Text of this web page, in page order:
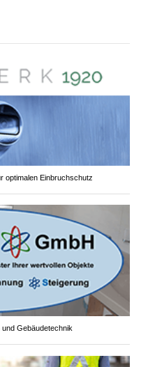
optimalen Einbruchschutz
Gebäudetechnik